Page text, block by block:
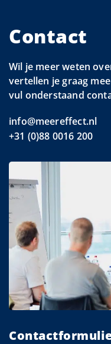
Contact
Wil je meer weten
vertellen je graag
vul onderstaand
info@meereffect.nl
+31 (0)88 0016 200